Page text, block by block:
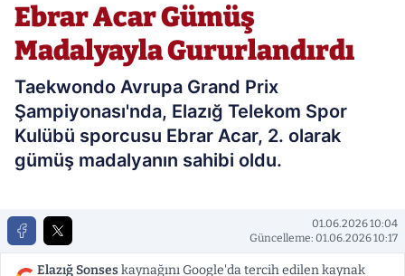
Ebrar Acar Gümüş
Madalyayla Gururlandırdı
Taekwondo Avrupa Grand Prix
Şampiyonası'nda, Elazığ Telekom Spor
Kulübü sporcusu Ebrar Acar, 2. olarak
gümüş madalyanın sahibi oldu.
01.06.2026 10:04
Güncelleme: 01.06.2026 10:17
Elazığ Sonseskaynağını Google'da tercih edilen kaynak